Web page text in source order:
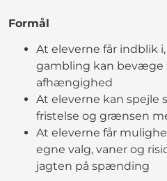
Formål
At eleverne får indblik
gambling kan bevæge
afhængighed
At eleverne kan spejle
fristelse og grænsen
At eleverne får
egne valg, vaner og
jagten på spænding